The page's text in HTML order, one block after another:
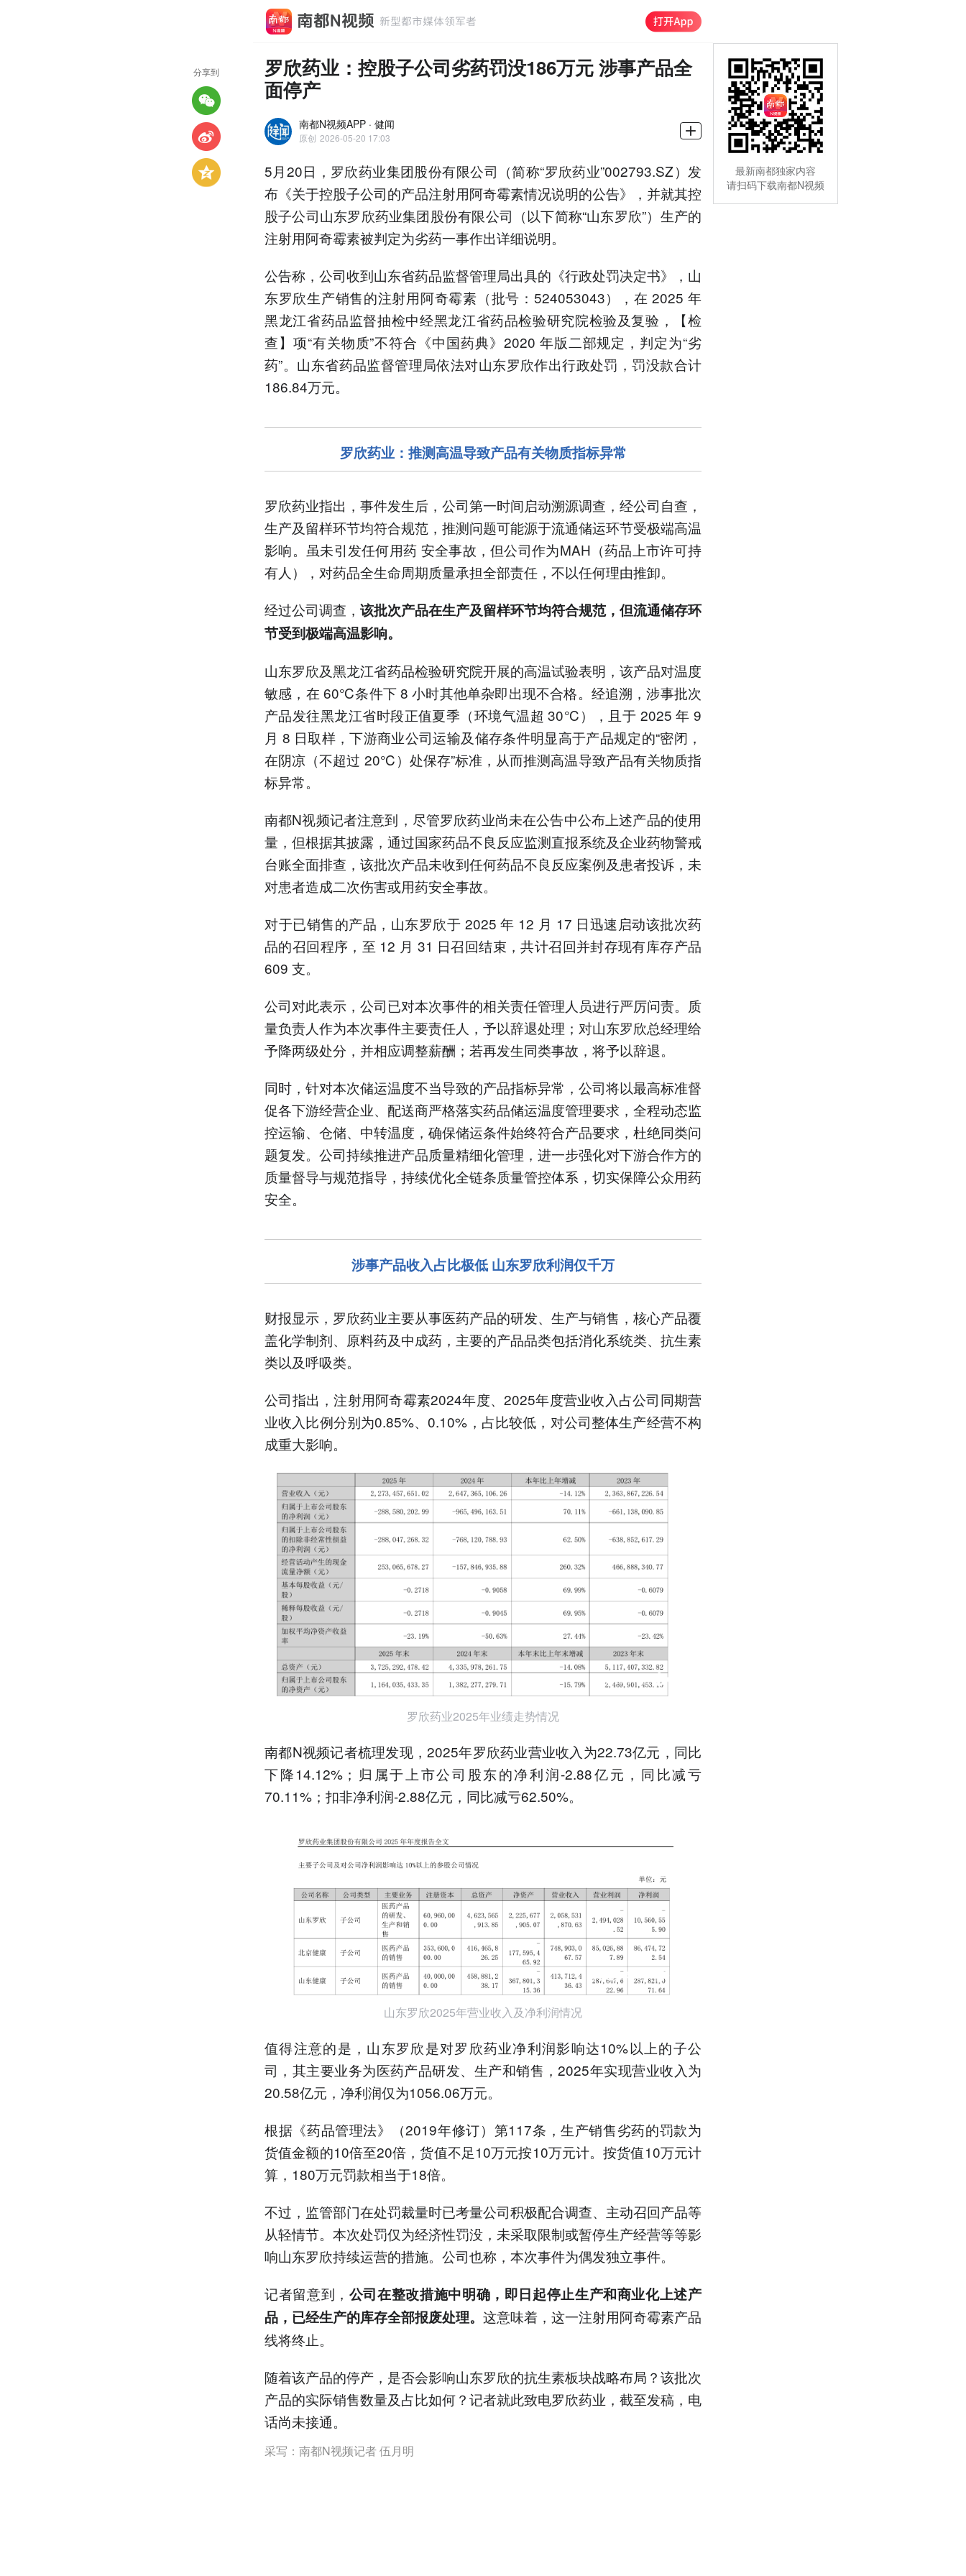
罗欣药业：控股子公司劣药罚没186万元 涉事产品全
面停产
南都N视频APP · 健闻
原创 2026-05-20 17:03
5月20日，罗欣药业集团股份有限公司（简称“罗欣药业”002793.SZ）发
布《关于控股子公司的产品注射用阿奇霉素情况说明的公告》，并就其控
股子公司山东罗欣药业集团股份有限公司（以下简称“山东罗欣”）生产的
注射用阿奇霉素被判定为劣药一事作出详细说明。
公告称，公司收到山东省药品监督管理局出具的《行政处罚决定书》，山
东罗欣生产销售的注射用阿奇霉素（批号：524053043），在 2025 年
黑龙江省药品监督抽检中经黑龙江省药品检验研究院检验及复验，【检
查】项“有关物质”不符合《中国药典》2020 年版二部规定，判定为“劣
药”。山东省药品监督管理局依法对山东罗欣作出行政处罚，罚没款合计
186.84万元。
罗欣药业： 推测高温导致产品有关物质指标异常
罗欣药业指出，事件发生后，公司第一时间启动溯源调查，经公司自查，
生产及留样环节均符合规范，推测问题可能源于流通储运环节受极端高温
影响。虽未引发任何用药 安全事故，但公司作为MAH（药品上市许可持
有人），对药品全生命周期质量承担全部责任，不以任何理由推卸。
经过公司调查， 该批次产品在生产及留样环节均符合规范，但流通储存环
节受到极端高温影响。
山东罗欣及黑龙江省药品检验研究院开展的高温试验表明，该产品对温度
敏感，在 60℃条件下 8 小时其他单杂即出现不合格。经追溯，涉事批次
产品发往黑龙江省时段正值夏季（环境气温超 30℃），且于 2025 年 9
月 8 日取样，下游商业公司运输及储存条件明显高于产品规定的“密闭，
在阴凉（不超过 20℃）处保存”标准，从而推测高温导致产品有关物质指
标异常。
南都N视频记者注意到，尽管罗欣药业尚未在公告中公布上述产品的使用
量，但根据其披露，通过国家药品不良反应监测直报系统及企业药物警戒
台账全面排查，该批次产品未收到任何药品不良反应案例及患者投诉，未
对患者造成二次伤害或用药安全事故。
对于已销售的产品，山东罗欣于 2025 年 12 月 17 日迅速启动该批次药
品的召回程序，至 12 月 31 日召回结束，共计召回并封存现有库存产品
609 支。
公司对此表示，公司已对本次事件的相关责任管理人员进行严厉问责。质
量负责人作为本次事件主要责任人，予以辞退处理；对山东罗欣总经理给
予降两级处分，并相应调整薪酬；若再发生同类事故，将予以辞退。
同时，针对本次储运温度不当导致的产品指标异常，公司将以最高标准督
促各下游经营企业、配送商严格落实药品储运温度管理要求，全程动态监
控运输、仓储、中转温度，确保储运条件始终符合产品要求，杜绝同类问
题复发。公司持续推进产品质量精细化管理，进一步强化对下游合作方的
质量督导与规范指导，持续优化全链条质量管控体系，切实保障公众用药
安全。
涉事产品收入占比极低 山东罗欣利润仅千万
财报显示，罗欣药业主要从事医药产品的研发、生产与销售，核心产品覆
盖化学制剂、原料药及中成药，主要的产品品类包括消化系统类、抗生素
类以及呼吸类。
公司指出，注射用阿奇霉素2024年度、2025年度营业收入占公司同期营
业收入比例分别为0.85%、0.10%，占比较低，对公司整体生产经营不构
成重大影响。
罗欣药业2025年业绩走势情况
南都N视频记者梳理发现，2025年罗欣药业营业收入为22.73亿元，同比
下降14.12%；归属于上市公司股东的净利润-2.88亿元，同比减亏
70.11%；扣非净利润-2.88亿元，同比减亏62.50%。
山东罗欣2025年营业收入及净利润情况
值得注意的是，山东罗欣是对罗欣药业净利润影响达10%以上的子公
司，其主要业务为医药产品研发、生产和销售，2025年实现营业收入为
20.58亿元，净利润仅为1056.06万元。
根据《药品管理法》（2019年修订）第117条，生产销售劣药的罚款为
货值金额的10倍至20倍，货值不足10万元按10万元计。按货值10万元计
算，180万元罚款相当于18倍。
不过，监管部门在处罚裁量时已考量公司积极配合调查、主动召回产品等
从轻情节。本次处罚仅为经济性罚没，未采取限制或暂停生产经营等等影
响山东罗欣持续运营的措施。公司也称，本次事件为偶发独立事件。
记者留意到， 公司在整改措施中明确，即日起停止生产和商业化上述产
品，已经生产的库存全部报废处理。 这意味着，这一注射用阿奇霉素产品
线将终止。
随着该产品的停产，是否会影响山东罗欣的抗生素板块战略布局？该批次
产品的实际销售数量及占比如何？记者就此致电罗欣药业，截至发稿，电
话尚未接通。
采写：南都N视频记者 伍月明
分享到
最新南都独家内容
请扫码下载南都N视频